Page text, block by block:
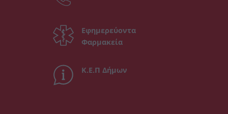
Εφημερεύοντα
Φαρμακεία
Κ.Ε.Π Δήμων